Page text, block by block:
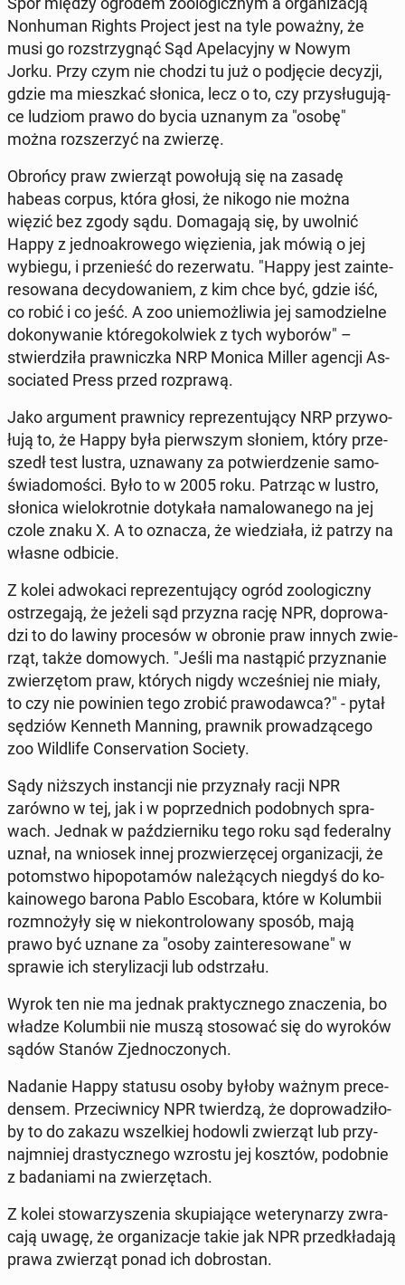
Non­hu­man Rights Project jest na tyle poważny, że
musi go roz­strzy­gnąć Sąd Ape­la­cyj­ny w Nowym
Jorku. Przy czym nie chodzi tu już o pod­ję­cie decyzji,
gdzie ma miesz­kać słonica, lecz o to, czy przy­słu­gu­ją­
ce ludziom prawo do bycia uznanym za "osobę"
można roz­sze­rzyć na zwierzę.
Obrońcy praw zwie­rząt po­wo­łu­ją się na zasadę
habeas corpus, która głosi, że nikogo nie można
więzić bez zgody sądu. Do­ma­ga­ją się, by uwolnić
Happy z jed­no­akro­we­go wię­zie­nia, jak mówią o jej
wybiegu, i prze­nieść do re­zer­wa­tu. "Happy jest za­in­te­
re­so­wa­na de­cy­do­wa­niem, z kim chce być, gdzie iść,
co robić i co jeść. A zoo unie­moż­li­wia jej sa­mo­dziel­ne
do­ko­ny­wa­nie któ­re­go­kol­wiek z tych wyborów" –
stwier­dzi­ła praw­nicz­ka NRP Monica Miller agencji As­
so­cia­ted Press przed roz­pra­wą.
Jako ar­gu­ment praw­ni­cy re­pre­zen­tu­ją­cy NRP przy­wo­
łu­ją to, że Happy była pierw­szym słoniem, który prze­
szedł test lustra, uzna­wa­ny za po­twier­dze­nie sa­mo­
świa­do­mo­ści. Było to w 2005 roku. Patrząc w lustro,
słonica wie­lo­krot­nie do­ty­ka­ła na­ma­lo­wa­ne­go na jej
czole znaku X. A to oznacza, że wie­dzia­ła, iż patrzy na
własne odbicie.
Z kolei ad­wo­ka­ci re­pre­zen­tu­ją­cy ogród zoo­lo­gicz­ny
ostrze­ga­ją, że jeżeli sąd przyzna rację NPR, do­pro­wa­
dzi to do lawiny pro­ce­sów w obronie praw innych zwie­
rząt, także do­mo­wych. "Jeśli ma na­stą­pić przy­zna­nie
zwie­rzę­tom praw, których nigdy wcze­śniej nie miały,
to czy nie po­wi­nien tego zrobić pra­wo­daw­ca?" - pytał
sędziów Kenneth Manning, prawnik pro­wa­dzą­ce­go
zoo Wil­dli­fe Con­se­rva­tion Society.
Sądy niż­szych in­stan­cji nie przy­zna­ły racji NPR
zarówno w tej, jak i w po­przed­nich po­dob­nych spra­
wach. Jednak w paź­dzier­ni­ku tego roku sąd fe­de­ral­ny
uznał, na wniosek innej pro­zwie­rzę­cej or­ga­ni­za­cji, że
po­tom­stwo hi­po­po­ta­mów na­le­żą­cych niegdyś do ko­
ka­ino­we­go barona Pablo Esco­ba­ra, które w Ko­lum­bii
roz­mno­ży­ły się w nie­kon­tro­lo­wa­ny sposób, mają
prawo być uznane za "osoby za­in­te­re­so­wa­ne" w
sprawie ich ste­ry­li­za­cji lub od­strza­łu.
Wyrok ten nie ma jednak prak­tycz­ne­go zna­cze­nia, bo
władze Ko­lum­bii nie muszą sto­so­wać się do wyroków
sądów Stanów Zjed­no­czo­nych.
Nadanie Happy statusu osoby byłoby ważnym pre­ce­
den­sem. Prze­ciw­ni­cy NPR twier­dzą, że do­pro­wa­dzi­ło­
by to do zakazu wszel­kiej hodowli zwie­rząt lub przy­
naj­mniej dra­stycz­ne­go wzrostu jej kosztów, po­dob­nie
z ba­da­nia­mi na zwie­rzę­tach.
Z kolei sto­wa­rzy­sze­nia sku­pia­ją­ce we­te­ry­na­rzy zwra­
ca­ją uwagę, że or­ga­ni­za­cje takie jak NPR przed­kła­da­ją
prawa zwie­rząt ponad ich do­bro­stan.